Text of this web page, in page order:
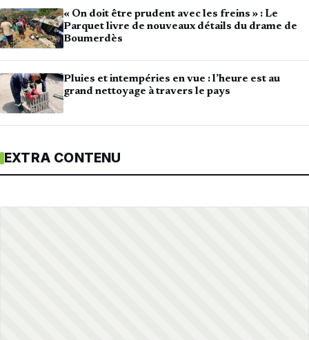
« On doit être prudent avec les freins » : Le
Parquet livre de nouveaux détails du drame de
Boumerdès
Pluies et intempéries en vue : l’heure est au
grand nettoyage à travers le pays
EXTRA CONTENU